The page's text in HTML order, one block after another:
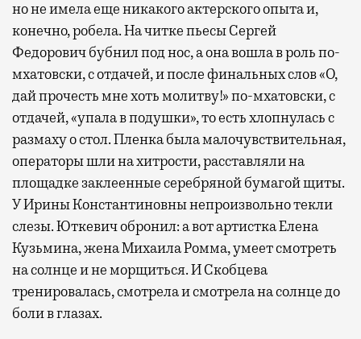
но не имела еще никакого актерского опыта и,
конечно, робела. На читке пьесы Сергей
Федорович бубнил под нос, а она вошла в роль по-
мхатовски, с отдачей, и после финальных слов «О,
дай прочесть мне хоть молитву!» по-мхатовски, с
отдачей, «упала в подушки», то есть хлопнулась с
размаху о стол. Пленка была малочувствительная,
операторы шли на хитрости, расставляли на
площадке заклеенные серебряной бумагой щиты.
У Ирины Константиновны непроизвольно текли
слезы. Юткевич обронил: а вот артистка Елена
Кузьмина, жена Михаила Ромма, умеет смотреть
на солнце и не морщиться. И Скобцева
тренировалась, смотрела и смотрела на солнце до
боли в глазах.